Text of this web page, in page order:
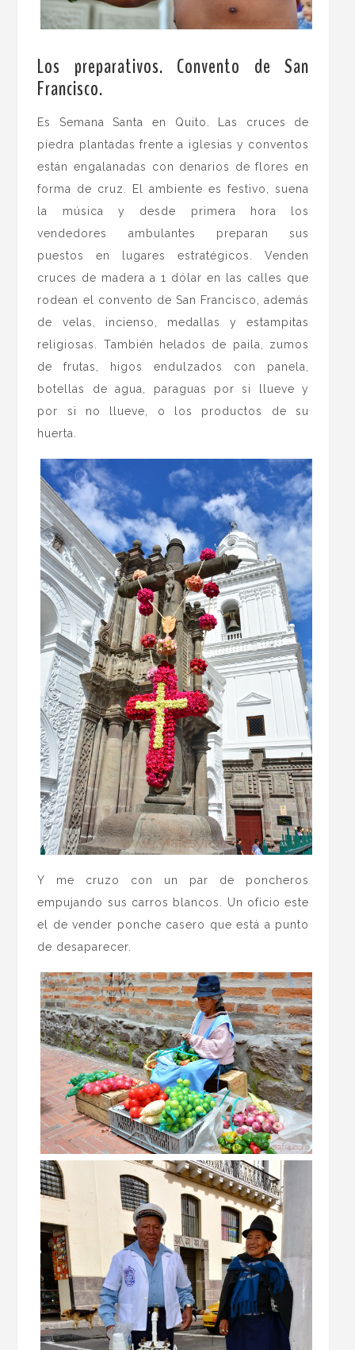
Los preparativos. Convento de San
Francisco.
Es Semana Santa en Quito. Las cruces de
piedra plantadas frente a iglesias y conventos
están engalanadas con denarios de flores en
forma de cruz. El ambiente es festivo, suena
la música y desde primera hora los
vendedores ambulantes preparan sus
puestos en lugares estratégicos. Venden
cruces de madera a 1 dólar en las calles que
rodean el convento de San Francisco, además
de velas, incienso, medallas y estampitas
religiosas. También helados de paila, zumos
de frutas, higos endulzados con panela,
botellas de agua, paraguas por si llueve y
por si no llueve, o los productos de su
huerta.
Y me cruzo con un par de poncheros
empujando sus carros blancos. Un oficio este
el de vender ponche casero que está a punto
de desaparecer.